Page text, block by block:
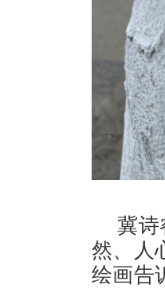
冀诗
然、人
绘画告